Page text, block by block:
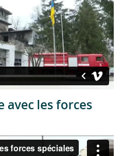
avec les forces